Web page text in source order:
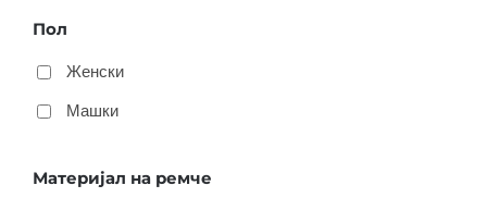
Пол
Женски
Машки
Материјал на ремче